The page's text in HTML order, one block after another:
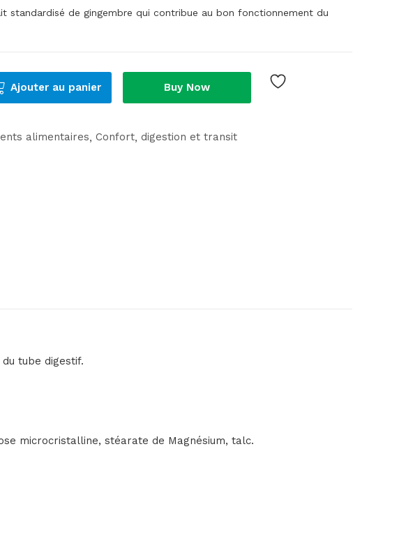
standardisé de gingembre qui contribue au bon fonctionnement du
Ajouter au panier Buy Now
alimentaires Confort digestion et transit
tube digestif.
microcristalline, stéarate de Magnésium, talc.